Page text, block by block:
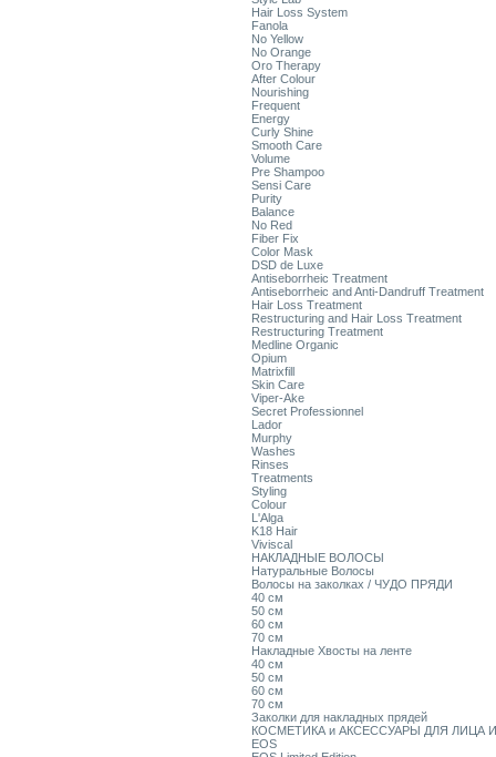
Hair Loss System
Fanola
No Yellow
No Orange
Oro Therapy
After Colour
Nourishing
Frequent
Energy
Curly Shine
Smooth Care
Volume
Pre Shampoo
Sensi Care
Purity
Balance
No Red
Fiber Fix
Color Mask
DSD de Luxe
Antiseborrheic Treatment
Antiseborrheic and Anti-Dandruff Treatment
Hair Loss Treatment
Restructuring and Hair Loss Treatment
Restructuring Treatment
Medline Organic
Opium
Matrixfill
Skin Care
Viper-Ake
Secret Professionnel
Lador
Murphy
Washes
Rinses
Treatments
Styling
Colour
L'Alga
K18 Hair
Viviscal
НАКЛАДНЫЕ ВОЛОСЫ
Натуральные Волосы
Волосы на заколках / ЧУДО ПРЯДИ
40 см
50 см
60 см
70 см
Накладные Хвосты на ленте
40 см
50 см
60 см
70 см
Заколки для накладных прядей
КОСМЕТИКА и АКСЕССУАРЫ ДЛЯ ЛИЦА
EOS